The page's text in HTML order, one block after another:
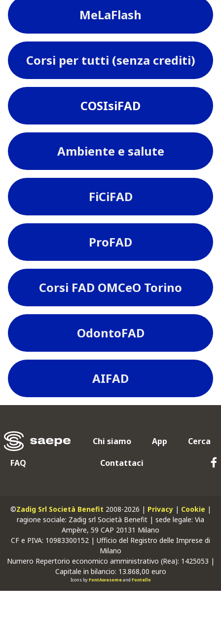
MeLaFlash
Corsi per tutti (senza crediti)
COSIsiFAD
Ambiente e salute
FiCiFAD
ProFAD
Corsi FAD OMCeO Torino
OdontoFAD
AIFAD
Chi siamo App
Cerca
FAQ
Contattaci
©Zadig Srl Società Benefit 2008-2026 | Privacy| Cookie |
ragione sociale: Zadig srl Società Benefit | sede legale: Via
Ampère, 59 CAP 20131 Milano
CF e PIVA: 10983300152 | Ufficio del Registro delle Imprese di
Milano
Numero Repertorio economico amministrativo (Rea): 1425053 |
Capitale in bilancio: 13.868,00 euro
Icons byFontAwesomeand Fontello